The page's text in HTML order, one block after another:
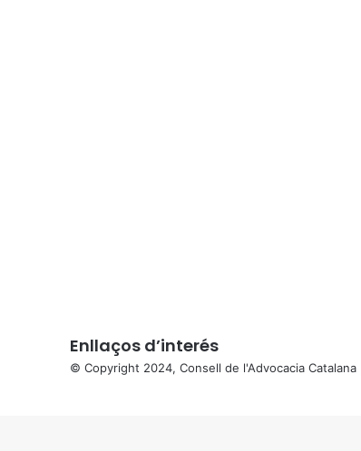
Enllaços d’interés
© Copyright 2024, Consell de l'Advocacia Catalana |